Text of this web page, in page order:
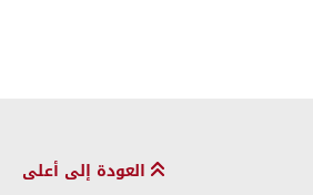
العودة إلى أعلى